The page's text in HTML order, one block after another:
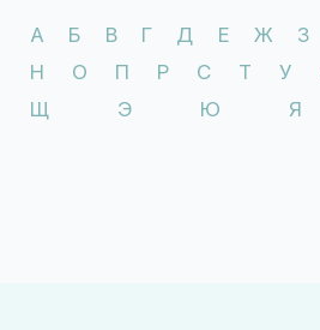
А Б В Г Д Е Ж З
Н
О П Р С Т У
Щ
Э Ю Я